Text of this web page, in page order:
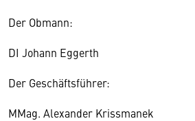
Der Obmann:
DI Johann Eggerth
Der Geschäftsführer:
MMag. Alexander Krissmanek